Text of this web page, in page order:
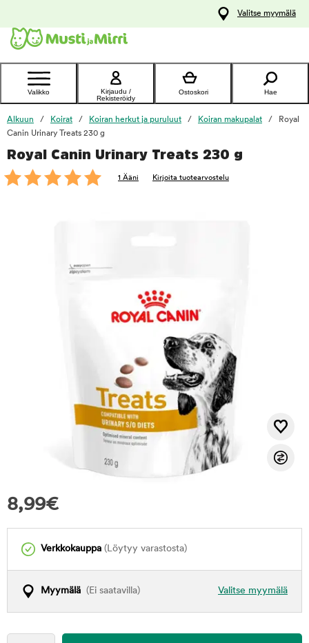
Ota yhteyttä
asiakaspalveluun
Valitse myymälä
Valikko
Kirjaudu /
Rekisteröidy
Ostoskori Hae
Alkuun Koirat Koiran herkut ja puruluut Koiran makupalat
Royal
Canin Urinary Treats 230 g
Royal Canin Urinary Treats 230 g
1 Ääni Kirjoita tuotearvostelu
8,99€
Verkkokauppa (Löytyy varastosta)
Valitse myymälä
Myymälä (Ei saatavilla)
foo